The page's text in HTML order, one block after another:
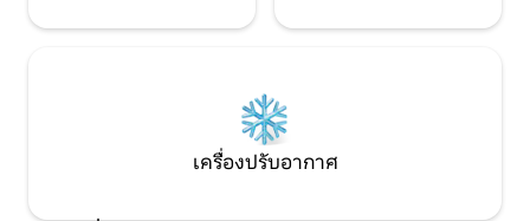
เครื่องปรับอากาศ